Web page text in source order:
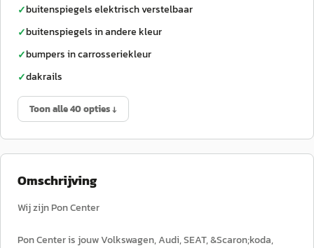
✓buitenspiegels elektrisch verstelbaar
✓buitenspiegels in andere kleur
✓bumpers in carrosseriekleur
✓dakrails
Toon alle 40 opties ↓
Omschrijving
Wij zijn Pon Center
Pon Center is jouw Volkswagen, Audi, SEAT, &Scaron;koda,